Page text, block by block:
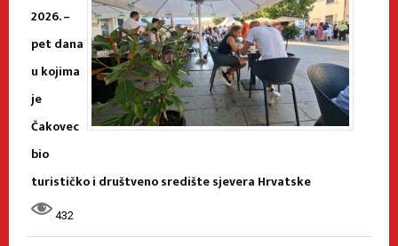
2026. –
pet dana
u kojima
je
Čakovec
bio
turističko i društveno središte sjevera Hrvatske
432